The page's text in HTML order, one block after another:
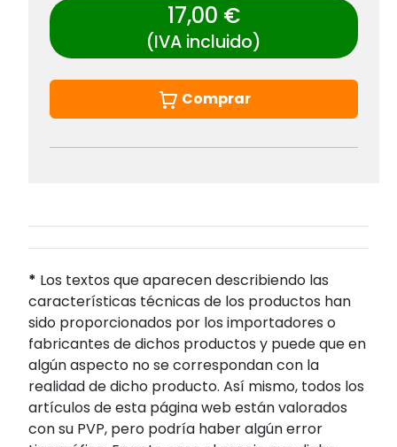
17,00 €
(IVA incluido)
Comprar
* Los textos que aparecen describiendo las
características técnicas de los productos han
sido proporcionados por los importadores o
fabricantes de dichos productos y puede que en
algún aspecto no se correspondan con la
realidad de dicho producto. Así mismo, todos los
artículos de esta página web están valorados
con su PVP, pero podría haber algún error